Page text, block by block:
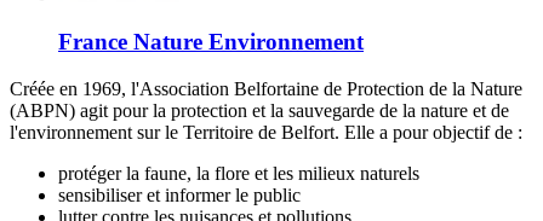
France Nature Environnement
Créée en 1969, l'Association Belfortaine de Protection de la Nature
(ABPN) agit pour la protection et la sauvegarde de la nature et de
l'environnement sur le Territoire de Belfort. Elle a pour objectif de :
protéger la faune, la flore et les milieux naturels
sensibiliser et informer le public
lutter contre les nuisances et pollutions